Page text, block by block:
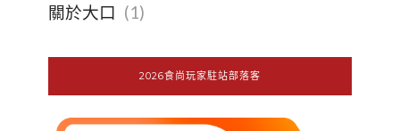
關於大口 (1)
2026食尚玩家駐站部落客